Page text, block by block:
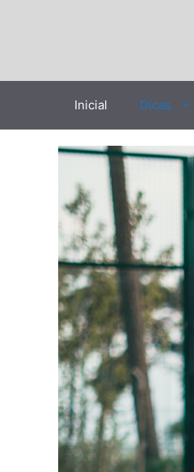
conteúdo
Inicial Dicas